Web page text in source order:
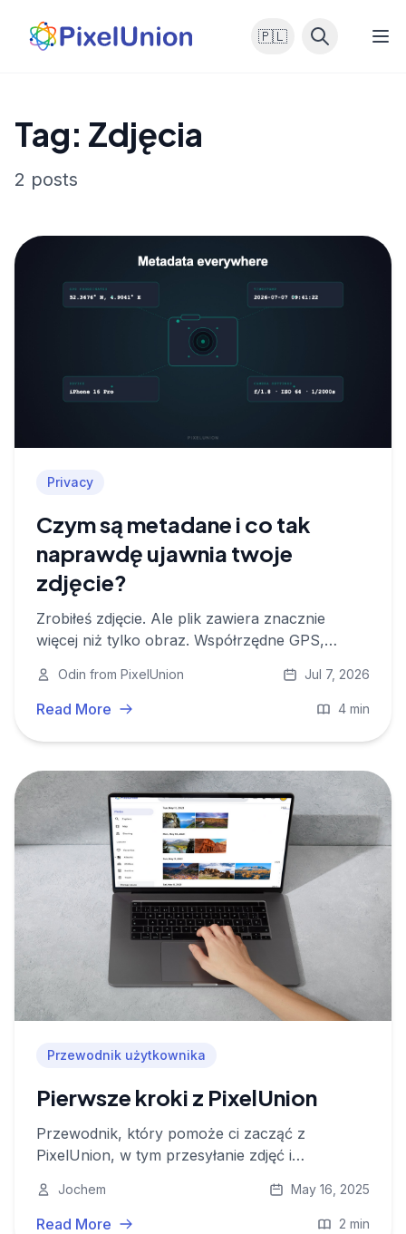
🇵🇱
Tag: Zdjęcia
2 posts
Privacy
Czym są metadane i co tak
naprawdę ujawnia twoje
zdjęcie?
Zrobiłeś zdjęcie. Ale plik zawiera znacznie
więcej niż tylko obraz. Współrzędne GPS,
— wszystko wbudowane automatycznie. Oto
czym są metadane i dlaczego mają znaczenie.
Odin from PixelUnion Jul 7, 2026
Read More 4 min
Przewodnik użytkownika
Pierwsze kroki z PixelUnion
Przewodnik, który pomoże ci zacząć z
PixelUnion, w tym przesyłanie zdjęć i
Jochem May 16, 2025
Read More 2 min